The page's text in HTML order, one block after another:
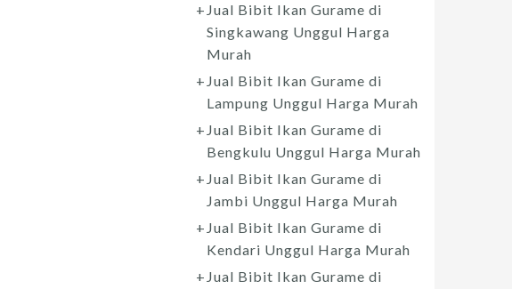
Jual Bibit Ikan Gurame di
Singkawang Unggul Harga
Murah
Jual Bibit Ikan Gurame di
Lampung Unggul Harga Murah
Jual Bibit Ikan Gurame di
Bengkulu Unggul Harga Murah
Jual Bibit Ikan Gurame di
Jambi Unggul Harga Murah
Jual Bibit Ikan Gurame di
Kendari Unggul Harga Murah
Jual Bibit Ikan Gurame di